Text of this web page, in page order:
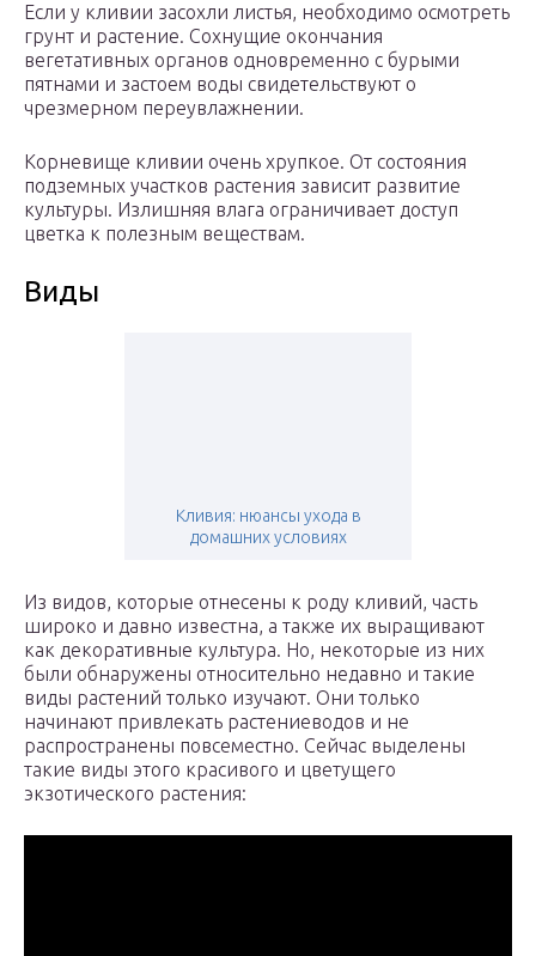
Если у кливии засохли листья, необходимо осмотреть
грунт и растение. Сохнущие окончания
вегетативных органов одновременно с бурыми
пятнами и застоем воды свидетельствуют о
чрезмерном переувлажнении.
Корневище кливии очень хрупкое. От состояния
подземных участков растения зависит развитие
культуры. Излишняя влага ограничивает доступ
цветка к полезным веществам.
Виды
Кливия: нюансы ухода в
домашних условиях
Из видов, которые отнесены к роду кливий, часть
широко и давно известна, а также их выращивают
как декоративные культура. Но, некоторые из них
были обнаружены относительно недавно и такие
виды растений только изучают. Они только
начинают привлекать растениеводов и не
распространены повсеместно. Сейчас выделены
такие виды этого красивого и цветущего
экзотического растения: